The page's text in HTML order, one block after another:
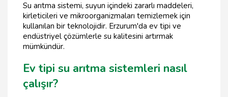
Su arıtma sistemi, suyun içindeki zararlı maddeleri,
kirleticileri ve mikroorganizmaları temizlemek için
kullanılan bir teknolojidir. Erzurum'da ev tipi ve
endüstriyel çözümlerle su kalitesini artırmak
mümkündür.
Ev tipi su arıtma sistemleri nasıl
çalışır?